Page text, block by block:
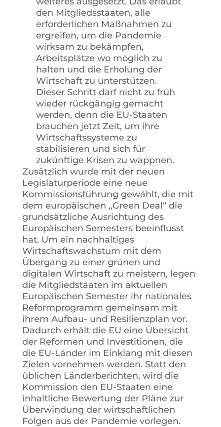
den Mitgliedsstaaten, alle
erforderlichen Maßnahmen zu
ergreifen, um die Pandemie
wirksam zu bekämpfen,
Arbeitsplätze wo möglich zu
halten und die Erholung der
Wirtschaft zu unterstützen.
Dieser Schritt darf nicht zu früh
wieder rückgängig gemacht
werden, denn die EU-Staaten
brauchen jetzt Zeit, um ihre
Wirtschaftssysteme zu
stabilisieren und sich für
zukünftige Krisen zu wappnen.
Zusätzlich wurde mit der neuen
Legislaturperiode eine neue
Kommissionsführung gewählt, die mit
dem europäischen ,,Green Deal“ die
grundsätzliche Ausrichtung des
Europäischen Semesters beeinflusst
hat. Um ein nachhaltiges
Wirtschaftswachstum mit dem
Übergang zu einer grünen und
digitalen Wirtschaft zu meistern, legen
die Mitgliedstaaten im aktuellen
Europäischen Semester ihr nationales
Reformprogramm gemeinsam mit
ihrem Aufbau- und Resilienzplan vor.
Dadurch erhält die EU eine Übersicht
der Reformen und Investitionen, die
die EU-Länder im Einklang mit diesen
Zielen vornehmen werden. Statt den
üblichen Länderberichten, wird die
Kommission den EU-Staaten eine
inhaltliche Bewertung der Pläne zur
Überwindung der wirtschaftlichen
Folgen aus der Pandemie vorlegen.